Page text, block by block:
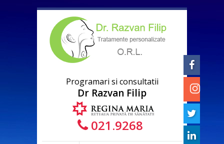
Programari si consultatii
Dr Razvan Filip
021.9268